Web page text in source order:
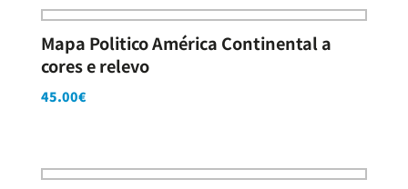
Mapa Politico América Continental a
cores e relevo
45.00€